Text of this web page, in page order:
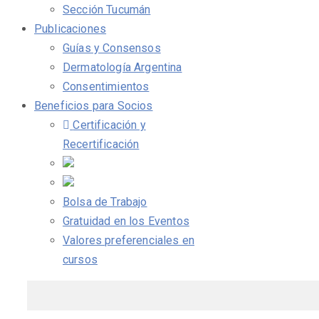
Sección Tucumán
Publicaciones
Guías y Consensos
Dermatología Argentina
Consentimientos
Beneficios para Socios
Certificación y
Recertificación
Bolsa de Trabajo
Gratuidad en los Eventos
Valores preferenciales en
cursos